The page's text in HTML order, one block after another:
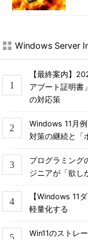
Windows Server
【最終案内】
アブート証明書
の対応策
Windows 11月
対策の継続と「
プログラミン
ジニアが「欲し
【Windows 11
軽量化する
Win11のストレ